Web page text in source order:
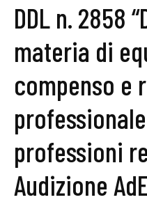
DDL n. 2858
materia di
compenso e
professioni
Audizione